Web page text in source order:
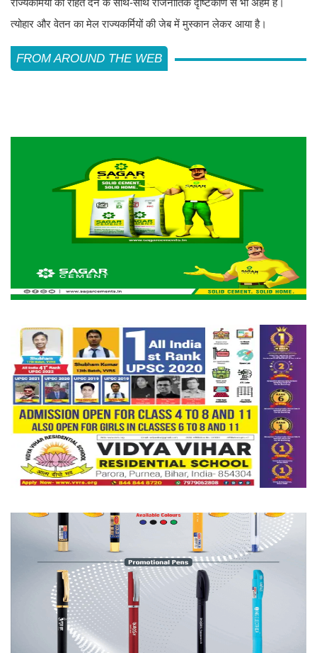
त्योहार और वेतन का मेल राज्यकर्मियों की जेब में मुस्कान लेकर आया है।
FROM AROUND THE WEB